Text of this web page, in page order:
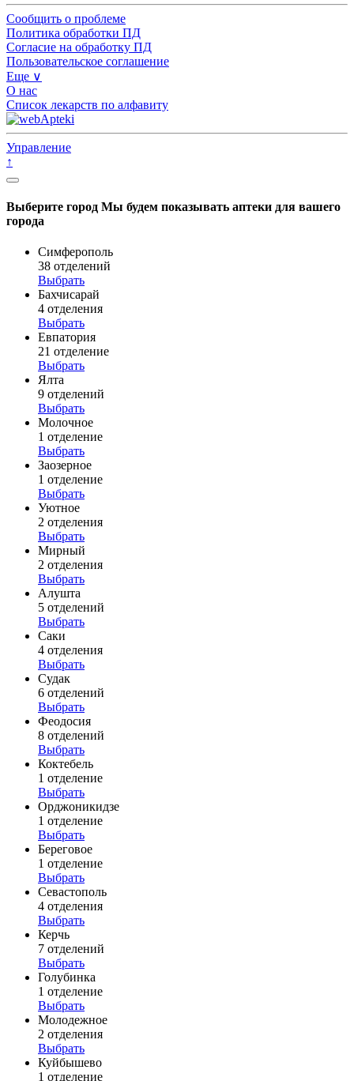
Сообщить о проблеме
Политика обработки ПД
Согласие на обработку ПД
Пользовательское соглашение
Еще ∨
О нас
Список лекарств по алфавиту
Управление
↑
Выберите город Мы будем показывать аптеки для вашего
города
Симферополь
38 отделений
Выбрать
Бахчисарай
4 отделения
Выбрать
Евпатория
21 отделение
Выбрать
Ялта
9 отделений
Выбрать
Молочное
1 отделение
Выбрать
Заозерное
1 отделение
Выбрать
Уютное
2 отделения
Выбрать
Мирный
2 отделения
Выбрать
Алушта
5 отделений
Выбрать
Саки
4 отделения
Выбрать
Судак
6 отделений
Выбрать
Феодосия
8 отделений
Выбрать
Коктебель
1 отделение
Выбрать
Орджоникидзе
1 отделение
Выбрать
Береговое
1 отделение
Выбрать
Севастополь
4 отделения
Выбрать
Керчь
7 отделений
Выбрать
Голубинка
1 отделение
Выбрать
Молодежное
2 отделения
Выбрать
Куйбышево
1 отделение